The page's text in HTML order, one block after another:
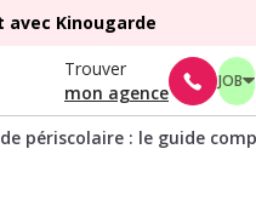
Kinougarde
Trouver
mon agence
JOB
périscolaire : le guide